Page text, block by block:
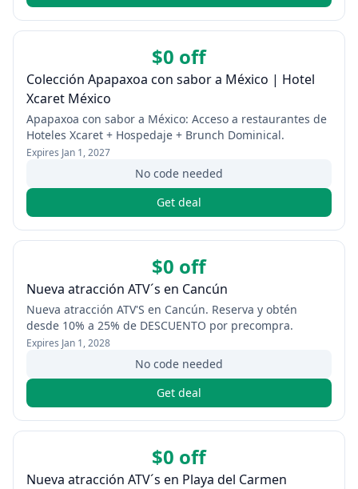
$0 off
Colección Apapaxoa con sabor a México | Hotel
Xcaret México
Apapaxoa con sabor a México: Acceso a restaurantes de
Hoteles Xcaret + Hospedaje + Brunch Dominical.
Expires Jan 1, 2027
No code needed
Get deal
$0 off
Nueva atracción ATV´s en Cancún
Nueva atracción ATV'S en Cancún. Reserva y obtén
desde 10% a 25% de DESCUENTO por precompra.
Expires Jan 1, 2028
No code needed
Get deal
$0 off
Nueva atracción ATV´s en Playa del Carmen